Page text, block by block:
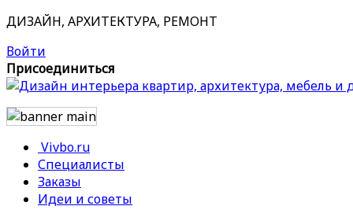
ДИЗАЙН, АРХИТЕКТУРА, РЕМОНТ
Войти
Присоединиться
Vivbo.ru
Специалисты
Заказы
Идеи и советы